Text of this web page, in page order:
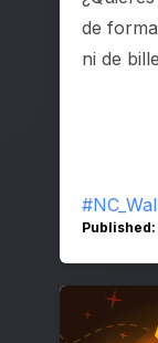
de
ni de
Published: